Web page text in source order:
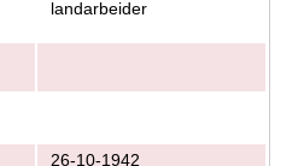
landarbeider
26-10-1942